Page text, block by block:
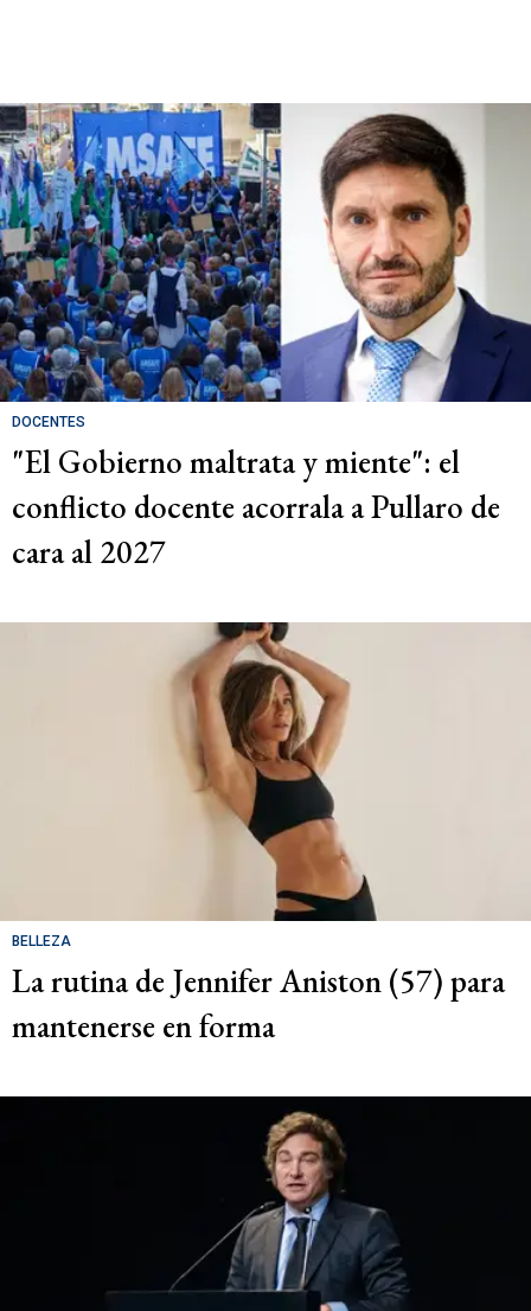
DOCENTES
"El Gobierno maltrata y miente": el
conflicto docente acorrala a Pullaro de
cara al 2027
BELLEZA
La rutina de Jennifer Aniston (57) para
mantenerse en forma